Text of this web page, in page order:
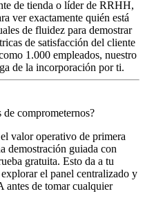
de tienda o líder de RRHH,
ver exactamente quién está
de fluidez para demostrar
de satisfacción del cliente
1.000 empleados, nuestro
de la incorporación por ti.
de comprometernos?
valor operativo de primera
demostración guiada con
gratuita. Esto da a tu
el panel centralizado y
antes de tomar cualquier